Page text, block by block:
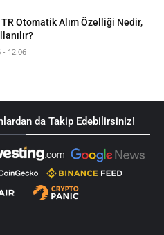
Otomatik Alım Özelliği Nedir,
- 12:06
da Takip Edebilirsiniz!